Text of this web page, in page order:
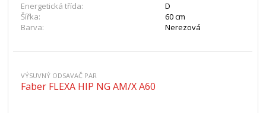
Energetická třída:
D
Šířka:
60 cm
Barva:
Nerezová
VÝSUVNÝ ODSAVAČ PAR
Faber FLEXA HIP NG AM/X A60